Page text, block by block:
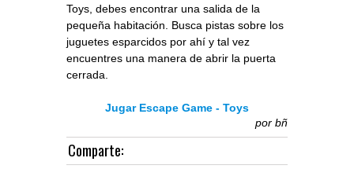
Toys, debes encontrar una salida de la
pequeña habitación. Busca pistas sobre los
juguetes esparcidos por ahí y tal vez
encuentres una manera de abrir la puerta
cerrada.
Jugar Escape Game - Toys
por bñ
Comparte: